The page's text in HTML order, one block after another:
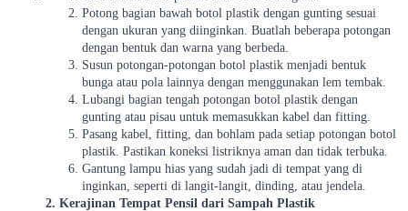
Potong bagian bawah botol plastik dengan gunting sesuai
dengan ukuran yang diinginkan. Buatlah beberapa potongan
dengan bentuk dan warna yang berbeda.
Susun potongan-potongan botol plastik menjadi bentuk
bunga atau pola lainnya dengan menggunakan lem tembak.
Lubangi bagian tengah potongan botol plastik dengan
gunting atau pisau untuk memasukkan kabel dan fitting.
Pasang kabel, fitting, dan bohlam pada setiap potongan botol
plastik. Pastikan koneksi listriknya aman dan tidak terbuka.
Gantung lampu hias yang sudah jadi di tempat yang di
inginkan, seperti di langit-langit, dinding, atau jendela.
2. Kerajinan Tempat Pensil dari Sampah Plastik